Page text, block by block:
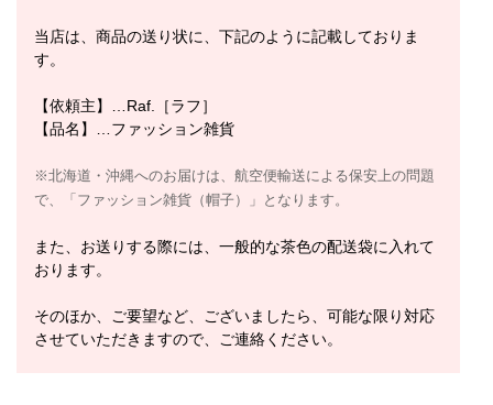
当店は、商品の送り状に、下記のように記載しておりま
す。
【依頼主】…Raf.［ラフ］
【品名】…ファッション雑貨
※北海道・沖縄へのお届けは、航空便輸送による保安上の問題
で、「ファッション雑貨（帽子）」となります。
また、お送りする際には、一般的な茶色の配送袋に入れて
おります。
そのほか、ご要望など、ございましたら、可能な限り対応
させていただきますので、ご連絡ください。